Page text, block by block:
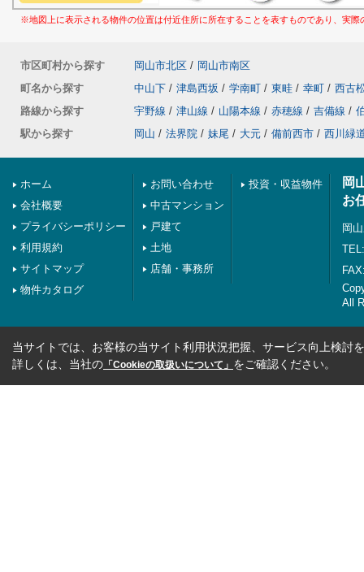
※地図上に表示される物件の位置は付近住所に所在することを表すものであり、実
市区町村から探す 岡山市北区 / 岡山市南区
町名から探す
中山下 / 津島西坂 / 学南町 / 東畦 / 幸町 / 西古
路線から探す
宇野線 / 津山線 / 山陽本線 / 赤穂線 / 吉備線 /
駅から探す
岡山 / 法界院 / 妹尾 / 大元 / 備前西市 / 西川緑
ホーム
会社概要
プライバシーポリシー
利用規約
サイトマップ
物件カタログ
お問い合わせ
中古マンション
戸建て
土地
店舗・事務所
投資・収益物件
岡
お
岡
All
当サイトでは、お客様の当サイト利用状況把握、サービス向上検討
詳しくは、当社の 「Cookieの取扱いについて」 をご確認ください。